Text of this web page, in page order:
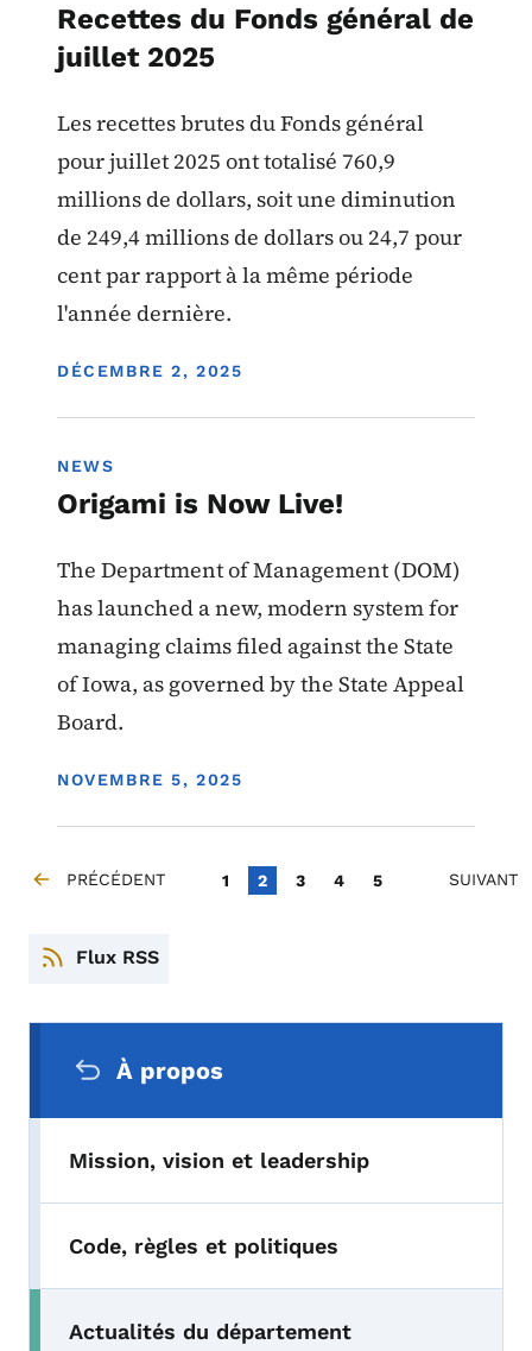
Recettes du Fonds général de
juillet 2025
Les recettes brutes du Fonds général
pour juillet 2025 ont totalisé 760,9
millions de dollars, soit une diminution
de 249,4 millions de dollars ou 24,7 pour
cent par rapport à la même période
l'année dernière.
DISPLAY DATE
DÉCEMBRE 2, 2025
NEWS
Origami is Now Live!
The Department of Management (DOM)
has launched a new, modern system for
managing claims filed against the State
of Iowa, as governed by the State Appeal
Board.
DISPLAY DATE
NOVEMBRE 5, 2025
Pagination
PAGE PRÉCÉDENTE
PRÉCÉDENT Page
1 Page courante
2 Page
3 Page
4 Page
5 PAGE
SUIVANT
Flux RSS
À propos
Mission, vision et leadership
Code, règles et politiques
Toggle submenu
Actualités du département